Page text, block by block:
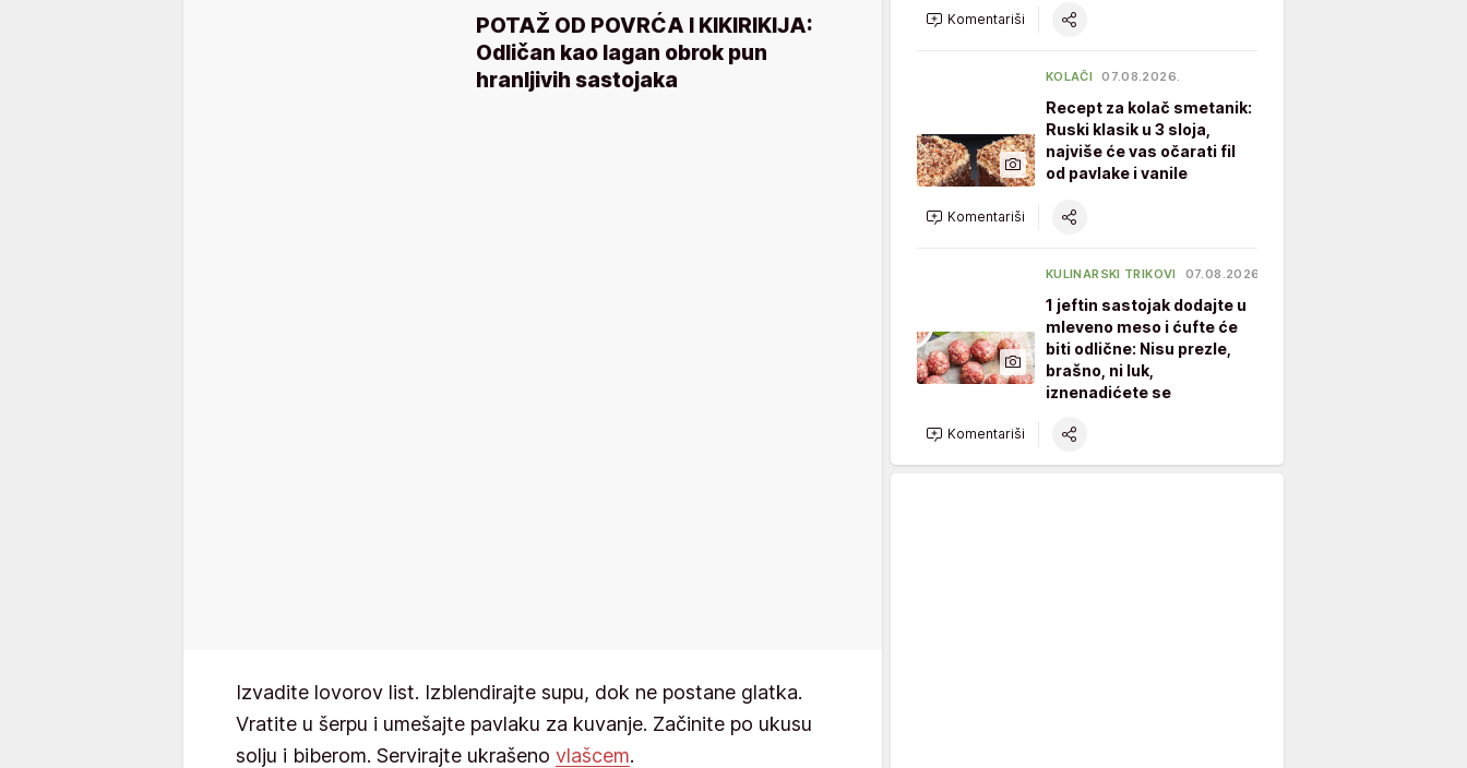
POTAŽ OD POVRĆA I KIKIRIKIJA:
Odličan kao lagan obrok pun
hranljivih sastojaka
Izvadite lovorov list. Izblendirajte supu, dok ne postane glatka.
Vratite u šerpu i umešajte pavlaku za kuvanje. Začinite po ukusu
solju i biberom. Servirajte ukrašeno vlašcem.
Komentariši
KOLAČI 07.08.2026.
Recept za kolač smetanik:
Ruski klasik u 3 sloja,
najviše će vas očarati fil
od pavlake i vanile
Komentariši
KULINARSKI TRIKOVI 07.08.2026.
1 jeftin sastojak dodajte u
mleveno meso i ćufte će
biti odlične: Nisu prezle,
brašno, ni luk,
iznenadićete se
Komentariši